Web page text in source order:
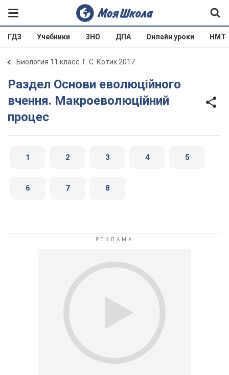
ГДЗ Учебники ЗНО ДПА Онлайн уроки НМТ
Биология 11 класс Т. С. Котик 2017
Раздел Основи еволюційного
вчення. Макроеволюційний
процес
1 2 3 4 5
6 7 8